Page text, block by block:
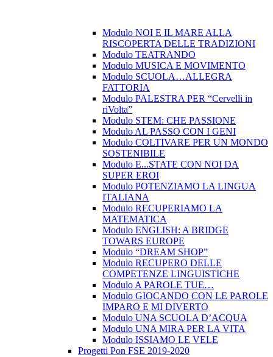
Modulo NOI E IL MARE ALLA
RISCOPERTA DELLE TRADIZIONI
Modulo TEATRANDO
Modulo MUSICA E MOVIMENTO
Modulo SCUOLA…ALLEGRA
FATTORIA
Modulo PALESTRA PER “Cervelli in
riVolta”
Modulo STEM: CHE PASSIONE
Modulo AL PASSO CON I GENI
Modulo COLTIVARE PER UN MONDO
SOSTENIBILE
Modulo E...STATE CON NOI DA
SUPER EROI
Modulo POTENZIAMO LA LINGUA
ITALIANA
Modulo RECUPERIAMO LA
MATEMATICA
Modulo ENGLISH: A BRIDGE
TOWARS EUROPE
Modulo “DREAM SHOP”
Modulo RECUPERO DELLE
COMPETENZE LINGUISTICHE
Modulo A PAROLE TUE…
Modulo GIOCANDO CON LE PAROLE
IMPARO E MI DIVERTO
Modulo UNA SCUOLA D’ACQUA
Modulo UNA MIRA PER LA VITA
Modulo ISSIAMO LE VELE
Progetti Pon FSE 2019-2020